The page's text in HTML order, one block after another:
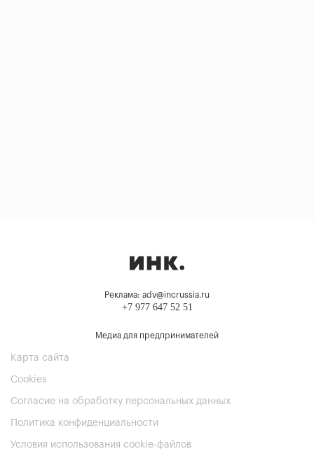
Реклама: adv@incrussia.ru
+7 977 647 52 51
Медиа для предпринимателей
Карта сайта
Cookies
Согласие на обработку персональных данных
Политика конфиденциальности
Условия использования cookie-файлов